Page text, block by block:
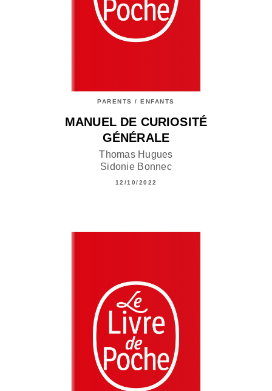
PARENTS / ENFANTS
MANUEL DE CURIOSITÉ
GÉNÉRALE
Thomas Hugues
Sidonie Bonnec
12/10/2022